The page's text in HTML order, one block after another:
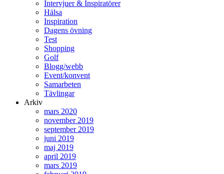
Intervjuer & Inspiratörer
Hälsa
Inspiration
Dagens övning
Test
Shopping
Golf
Blogg/webb
Event/konvent
Samarbeten
Tävlingar
Arkiv
mars 2020
november 2019
september 2019
juni 2019
maj 2019
april 2019
mars 2019